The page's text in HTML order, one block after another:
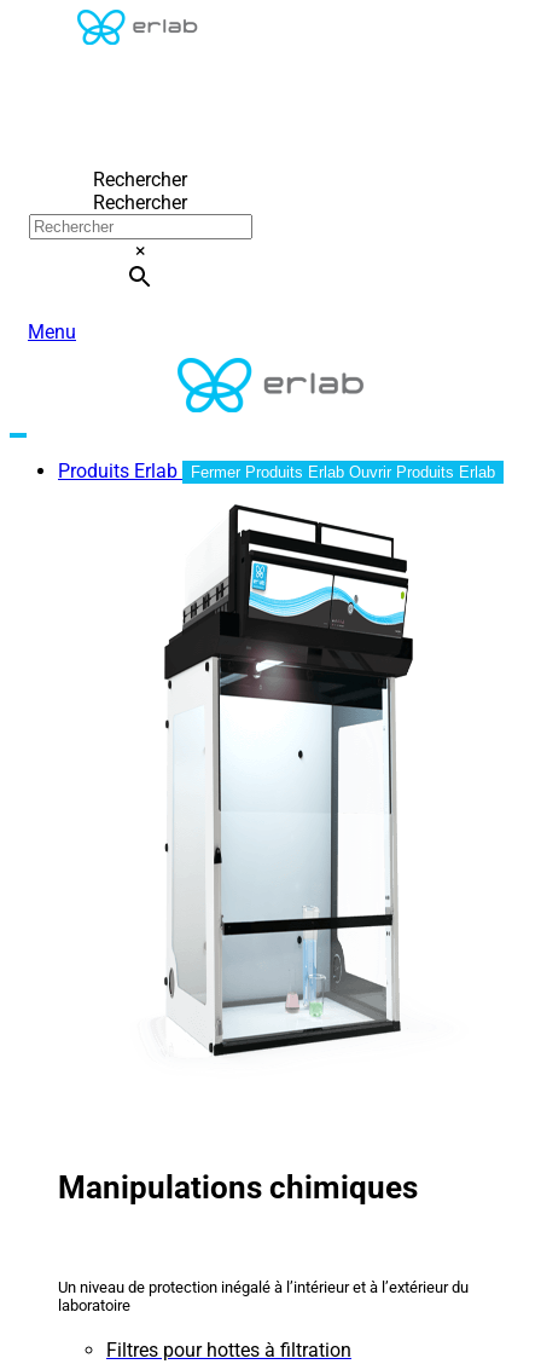
Rechercher
Rechercher
×
Menu
Produits Erlab Fermer Produits Erlab Ouvrir Produits Erlab
Manipulations chimiques
Un niveau de protection inégalé à l’intérieur et à l’extérieur du
laboratoire
Filtres pour hottes à filtration